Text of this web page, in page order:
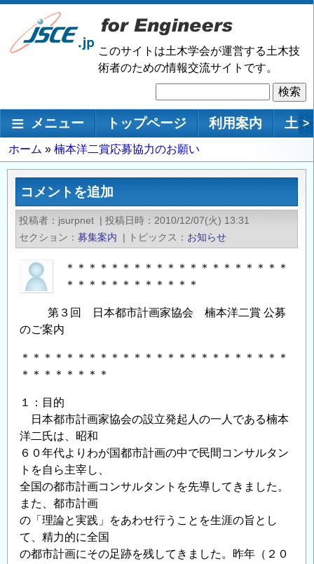
メ
ン
移
このサイトは土木学会が運営する土木技
術者のための情報交流サイトです。
索
メインナビゲーション
メニュー トップページ 利用案内 土 >
パ
ン
ず
ホーム 楠本洋二賞応募協力のお願い
コメントを追加
投稿者 jsurpnet | 投稿日時
2010/12/07(火) 13:31
セクション
募集案内 | トピックス お知らせ
＊＊＊＊＊＊＊＊＊＊＊＊＊＊＊＊＊＊＊＊
＊＊＊＊＊＊＊＊＊＊＊＊
第３回 日本都市計画家協会 楠本洋二賞 公募
のご案内
＊＊＊＊＊＊＊＊＊＊＊＊＊＊＊＊＊＊＊＊＊＊＊＊
＊＊＊＊＊＊＊＊
１：目的
日本都市計画家協会の設立発起人の一人である楠本
洋二氏は、昭和
６０年代よりわが国都市計画の中で民間コンサルタン
トを自ら主宰し、
全国の都市計画コンサルタントを先導してきました。
また、都市計画
の「理論と実践」をあわせ行うことを生涯の旨とし
て、精力的に全国
の都市計画にその足跡を残してきました。昨年（２０